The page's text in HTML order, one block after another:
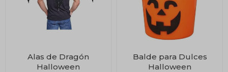
Alas de Dragón
Halloween
Balde para Dulces
Halloween